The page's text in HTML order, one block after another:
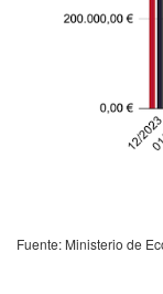
Fuente: Ministerio de